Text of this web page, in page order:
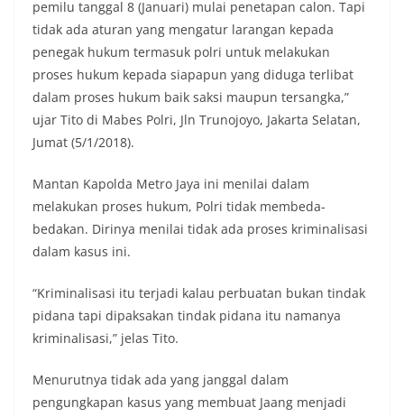
pemilu tanggal 8 (Januari) mulai penetapan calon. Tapi
tidak ada aturan yang mengatur larangan kepada
penegak hukum termasuk polri untuk melakukan
proses hukum kepada siapapun yang diduga terlibat
dalam proses hukum baik saksi maupun tersangka,”
ujar Tito di Mabes Polri, Jln Trunojoyo, Jakarta Selatan,
Jumat (5/1/2018).
Mantan Kapolda Metro Jaya ini menilai dalam
melakukan proses hukum, Polri tidak membeda-
bedakan. Dirinya menilai tidak ada proses kriminalisasi
dalam kasus ini.
“Kriminalisasi itu terjadi kalau perbuatan bukan tindak
pidana tapi dipaksakan tindak pidana itu namanya
kriminalisasi,” jelas Tito.
Menurutnya tidak ada yang janggal dalam
pengungkapan kasus yang membuat Jaang menjadi